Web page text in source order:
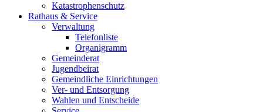
Katastrophenschutz
Rathaus & Service
Verwaltung
Telefonliste
Organigramm
Gemeinderat
Jugendbeirat
Gemeindliche Einrichtungen
Ver- und Entsorgung
Wahlen und Entscheide